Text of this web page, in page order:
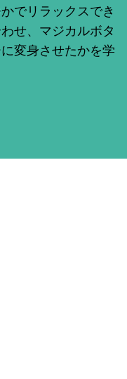
でリラックスでき
せ、マジカルボタ
変身させたかを学